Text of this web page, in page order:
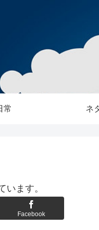
常 ネ
います。
Facebook